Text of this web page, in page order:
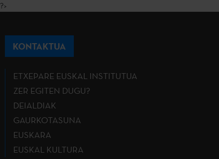
?>
KONTAKTUA
ETXEPARE EUSKAL INSTITUTUA
ZER EGITEN DUGU?
DEIALDIAK
GAURKOTASUNA
EUSKARA
EUSKAL KULTURA